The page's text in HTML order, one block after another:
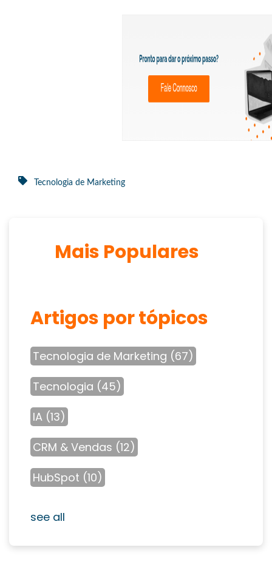
Tecnologia de Marketing
Mais Populares
Artigos por tópicos
Tecnologia de Marketing (67)
Tecnologia (45)
IA (13)
CRM & Vendas (12)
HubSpot (10)
see all